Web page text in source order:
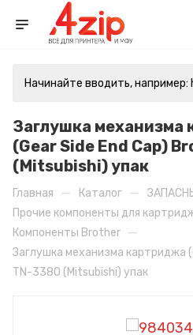
Заглушка механизма
(Gear Side End Cap)
(Mitsubishi) упак
Главная — Каталог —
Прочие компоненты для
Компоненты Brother —
Заглушка механизма картриджа
TN-3380 (Mitsubishi) упак